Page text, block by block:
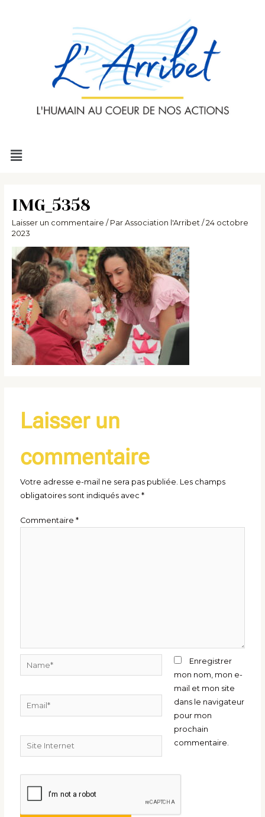
Menu
IMG_5358
Laisser un commentaire / Par Association l'Arribet / 24 octobre
2023
Laisser un
commentaire
Votre adresse e-mail ne sera pas publiée. Les champs
obligatoires sont indiqués avec*
Commentaire*
Email*
Site
Internet
Enregistrer
mon nom, mon e-
mail et mon site
dans le navigateur
pour mon
prochain
commentaire.